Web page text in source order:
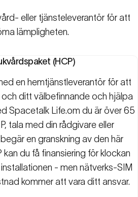
eller tjänsteleverantör för att
lämpligheten.
(HCP)
en hemtjänstleverantör för att
ditt välbefinnande och hjälpa
Spacetalk Life.om du är över 65
tala med din rådgivare eller
en granskning av den här
du få finansiering för klockan
- men nätverks-SIM
kommer att vara ditt ansvar.